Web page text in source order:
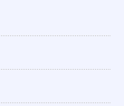
「游藝飛揚」
中正國小畢業
中正國小社團